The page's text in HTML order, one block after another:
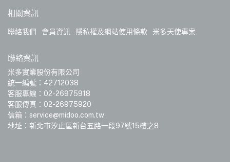
相關資訊
聯絡我們 會員資訊 隱私權及網站使用條款 米多天使專案
聯絡資訊
米多實業股份有限公司
統一編號：42712038
客服專線：02-26975918
客服傳真：02-26975920
信箱：service@midoo.com.tw
地址：新北市汐止區新台五路一段97號15樓之8